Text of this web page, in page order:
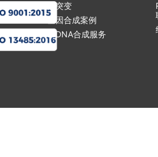
点突变
基因合成案例
ssDNA合成服务